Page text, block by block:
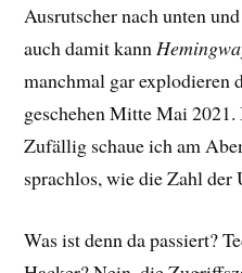
Ausrutscher nach unten
auch damit kann
manchmal gar explodieren
geschehen Mitte Mai
Zufällig schaue ich am
sprachlos, wie die Zahl der
Was ist denn da passiert?